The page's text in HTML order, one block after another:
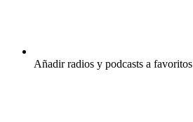
Añadir radios y podcasts a favoritos